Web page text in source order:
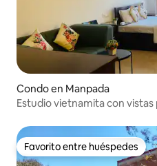
Condo en Manpada
Estudio vietnamita con
Favorito entre huéspedes
Favorito entre huéspedes